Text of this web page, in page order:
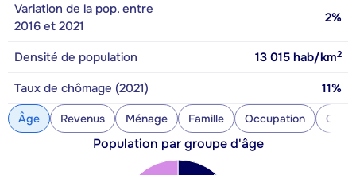
Variation de la pop. entre
2016 et 2021
2%
Densité de population 13 015 hab/km2
Taux de chômage (2021) 11%
Âge Revenus Ménage Famille Occupation
Population par groupe d'âge